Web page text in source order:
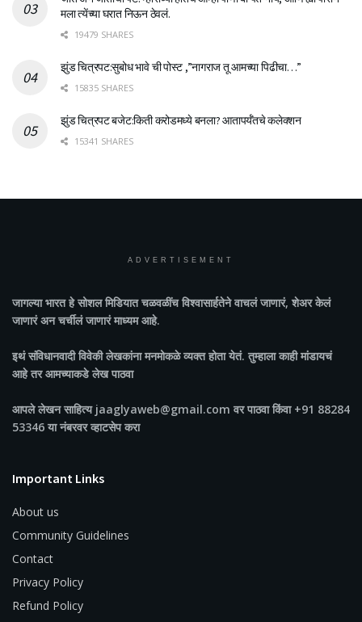
मला त्येंच्या घरात निऊन ठेवलं.
19479 SHARES
झुंड चित्रपट:सुबोध भावे ची पोस्ट ,”नागराज तू आमच्या पिढीचा…”
15835 SHARES
झुंड चित्रपट बजेट:किती करोडमध्ये बनला? आतापर्यँतचे कलेक्शन
15341 SHARES
ADVERTISEMENT
जागल्या भारतहे सोशल मिडियात चळवळींच विश्वासार्हतेने वाचलं जाणारं, शेअर केलं
जाणारं अन चर्चीलं जाणारं माध्यम आहे.
इथं संविधानवादी विवेकी लेखकांना मनमोकळे व्यक्त होता येतं. तुम्हाला काही मांडायचं
आहे तर आमच्याकडे लेख पाठवा
आपले लेखन साहित्य jaaglyaweb@gmail.com वर पाठवा किंवा +91 88284
53346 या नंबरवर व्हाटसेप करा
Important Links
About us
Community Guidelines
Contact
Privacy Policy
Refund Policy